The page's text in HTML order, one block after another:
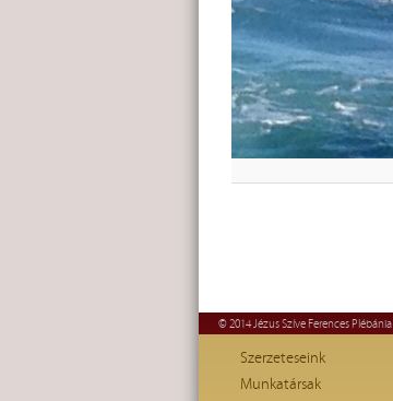
© 2014 Jézus Szíve Ferences Plébánia
Szerzeteseink
Munkatársak